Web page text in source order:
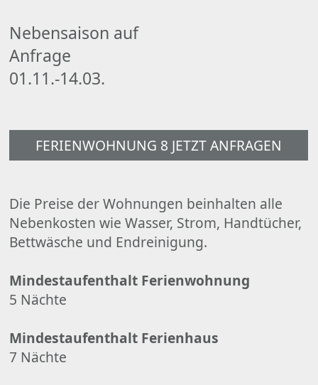
Nebensaison auf
Anfrage
01.11.-14.03.
FERIENWOHNUNG 8 JETZT ANFRAGEN
Die Preise der Wohnungen beinhalten alle
Nebenkosten wie Wasser, Strom, Handtücher,
Bettwäsche und Endreinigung.
Mindestaufenthalt Ferienwohnung
5 Nächte
Mindestaufenthalt Ferienhaus
7 Nächte